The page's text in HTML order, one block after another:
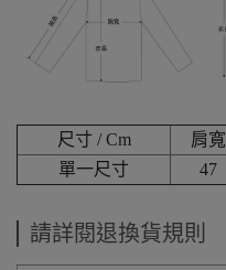
尺寸 / Cm 肩寬
單一尺寸
47
請詳閱退換貨規則